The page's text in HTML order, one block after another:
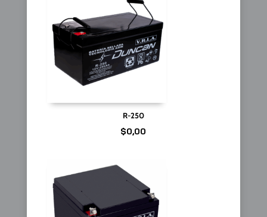
R-250
$0,00